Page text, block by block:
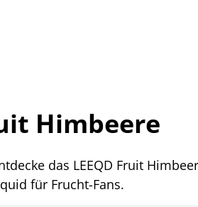
Himbeere
das LEEQD Fruit
für Frucht-Fans.